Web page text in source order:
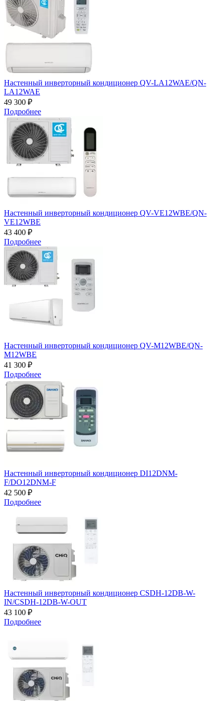
Настенный инверторный кондиционер QV-LA12WAE/QN-
LA12WAE
49 300 ₽
Подробнее
Настенный инверторный кондиционер QV-VE12WBE/QN-
VE12WBE
43 400 ₽
Подробнее
Настенный инверторный кондиционер QV-M12WBE/QN-
M12WBE
41 300 ₽
Подробнее
Настенный инверторный кондиционер DI12DNM-
F/DO12DNM-F
42 500 ₽
Подробнее
Настенный инверторный кондиционер CSDH-12DB-W-
IN/CSDH-12DB-W-OUT
43 100 ₽
Подробнее